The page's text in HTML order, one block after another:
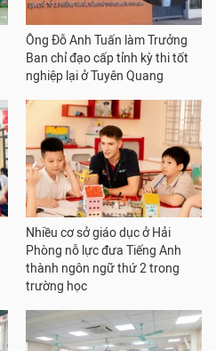
Ông Đỗ Anh Tuấn làm Trưởng
Ban chỉ đạo cấp tỉnh kỳ thi tốt
nghiệp lại ở Tuyên Quang
Nhiều cơ sở giáo dục ở Hải
Phòng nỗ lực đưa Tiếng Anh
thành ngôn ngữ thứ 2 trong
trường học